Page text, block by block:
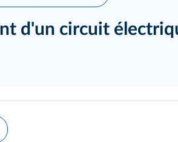
d'un circuit